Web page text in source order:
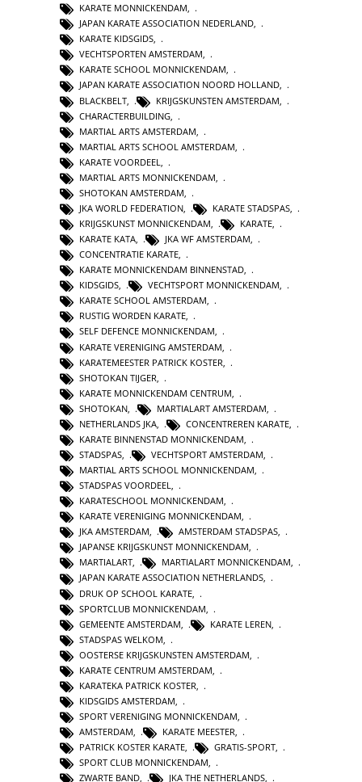
KARATE MONNICKENDAM,
JAPAN KARATE ASSOCIATION NEDERLAND,
KARATE KIDSGIDS,
VECHTSPORTEN AMSTERDAM,
KARATE SCHOOL MONNICKENDAM,
JAPAN KARATE ASSOCIATION NOORD HOLLAND,
BLACKBELT
KRIJGSKUNSTEN AMSTERDAM
CHARACTERBUILDING
MARTIAL ARTS AMSTERDAM
MARTIAL ARTS SCHOOL AMSTERDAM
KARATE VOORDEEL
MARTIAL ARTS MONNICKENDAM
SHOTOKAN AMSTERDAM
JKA WORLD FEDERATION
KARATE STADSPAS
KRIJGSKUNST MONNICKENDAM, KARATE,
KARATE KATA, JKA WF AMSTERDAM,
CONCENTRATIE KARATE,
KARATE MONNICKENDAM BINNENSTAD,
KIDSGIDS, VECHTSPORT MONNICKENDAM,
KARATE SCHOOL AMSTERDAM,
RUSTIG WORDEN KARATE,
SELF DEFENCE MONNICKENDAM,
KARATE VERENIGING AMSTERDAM
KARATEMEESTER PATRICK KOSTER
SHOTOKAN TIJGER
KARATE MONNICKENDAM CENTRUM
SHOTOKAN
MARTIALART AMSTERDAM
NETHERLANDS JKA
CONCENTREREN KARATE
KARATE BINNENSTAD MONNICKENDAM
STADSPAS
VECHTSPORT AMSTERDAM
MARTIAL ARTS SCHOOL MONNICKENDAM,
STADSPAS VOORDEEL,
KARATESCHOOL MONNICKENDAM,
KARATE VERENIGING MONNICKENDAM,
JKA AMSTERDAM, AMSTERDAM STADSPAS,
JAPANSE KRIJGSKUNST MONNICKENDAM,
MARTIALART, MARTIALART MONNICKENDAM,
JAPAN KARATE ASSOCIATION NETHERLANDS,
DRUK OP SCHOOL KARATE
SPORTCLUB MONNICKENDAM
GEMEENTE AMSTERDAM
KARATE LEREN
STADSPAS WELKOM
OOSTERSE KRIJGSKUNSTEN AMSTERDAM
KARATE CENTRUM AMSTERDAM
KARATEKA PATRICK KOSTER
KIDSGIDS AMSTERDAM
SPORT VERENIGING MONNICKENDAM,
AMSTERDAM, KARATE MEESTER,
PATRICK KOSTER KARATE, GRATIS-SPORT,
SPORT CLUB MONNICKENDAM,
ZWARTE BAND, JKA THE NETHERLANDS,